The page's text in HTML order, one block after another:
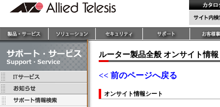
ルーター製品全般 オンサイト情報
<< 前のページへ戻る
オンサイト情報シート